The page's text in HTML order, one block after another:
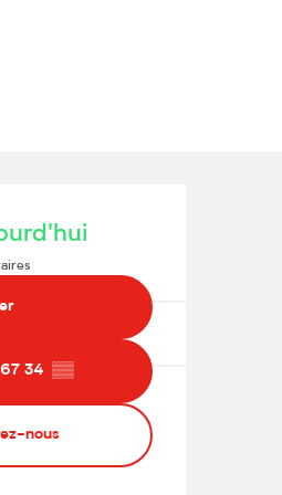
coordonnées
34 ▒▒
nous